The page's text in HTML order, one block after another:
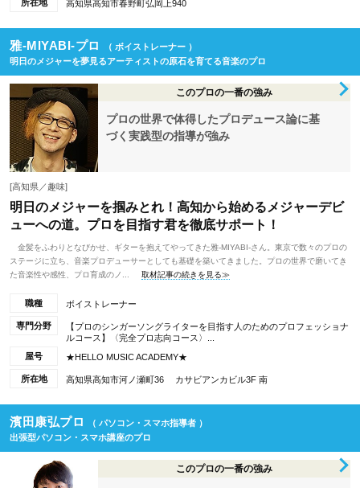
所在地 高知県高知市春野町弘岡上940
雅-MIYABI-プロ
（ ボイストレーナー ）
明日のメジャーを夢見るアーティストの原石を育てる音楽のプロ
このプロの一番の強み
プロの世界で体得したプロデュース論に基
づく実践型の指導が強み
[高知県／趣味]
明日のメジャーを掴みとれ！高知から始めるメジャーデビ
ューへの道。プロを目指す君を徹底サポート！
金髪をふわりとなびかせ、ギターを抱えてやってきた雅-MIYABI-さん。東京で数々のプロの
ステージに立ち、音楽プロデューサーとしても基礎を築いてきました。プロの世界で磨いてき
た音楽性や感性、プロ育成のノ...
取材記事の続きを見る≫
職種 ボイストレーナー
専門分野
【プロのシンガーソングライターを目指す人のためのプロフェッショナ
ルコース】〈完全プロ志向コース〉...
屋号
★HELLO MUSIC ACADEMY★
所在地 高知県高知市河ノ瀬町36 カサビアンカビル3F 南
濱田康弘プロ
（ パソコン・スマホ指導者 ）
出張型パソコン・スマホ講座のプロ
このプロの一番の強み